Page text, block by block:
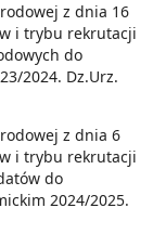
z dnia 16
i trybu rekrutacji
do
2024. Dz.Urz.
z dnia 6
i trybu rekrutacji
do
2024/2025.